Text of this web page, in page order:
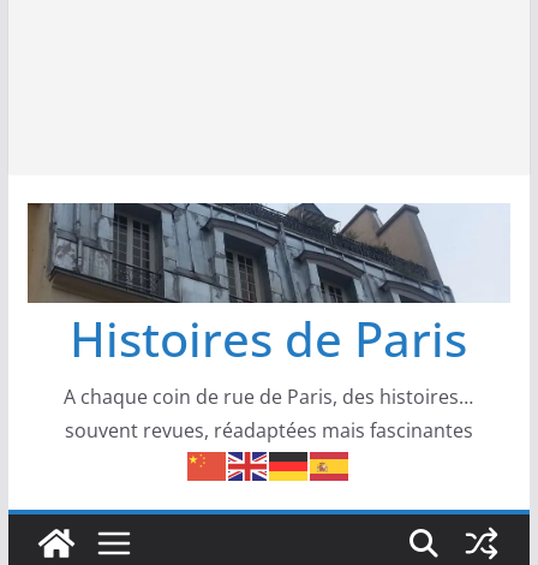
Histoires de Paris
A chaque coin de rue de Paris, des histoires…
souvent revues, réadaptées mais fascinantes